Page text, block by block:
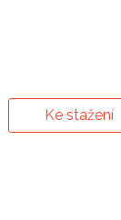
Ke stažení